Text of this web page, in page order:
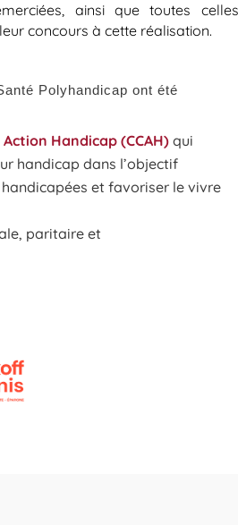
ainsi que toutes
concours à cette réalisation.
Polyhandicap ont été
Handicap (CCAH) qui
handicap dans l’objectif
et favoriser le vivre
paritaire et